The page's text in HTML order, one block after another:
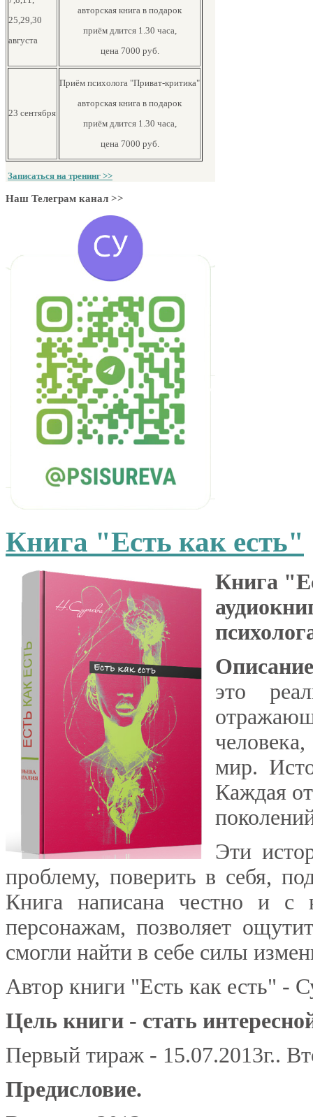
25,29,30
августа
авторская книга в подарок
приём длится 1.30 часа,
цена 7000 руб.
23 сентября
Приём психолога "Приват-критика"
авторская книга в подарок
приём длится 1.30 часа,
цена 7000 руб.
Записаться на тренинг >>
Наш Телеграм канал >>
Книга "Есть как есть"
Книга
это
мир.
Каждая
Эти
проблему, поверить в себя,
Книга написана честно и
персонажам, позволяет
смогли найти в себе силы
Автор книги "Есть как есть" -
Цель книги - стать
Первый тираж - 15.07.2013г..
Предисловие.